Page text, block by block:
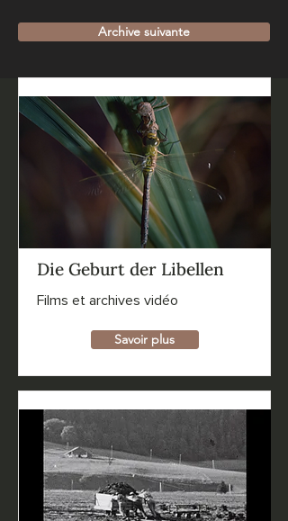
Archive suivante
Die Geburt der Libellen
Films et archives vidéo
Savoir plus